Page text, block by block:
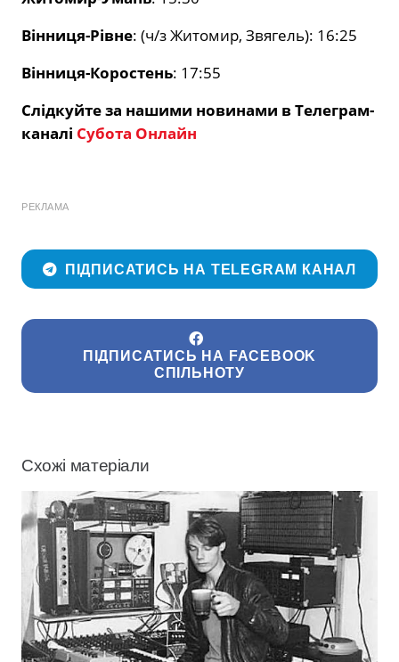
Вінниця-Рівне: (ч/з Житомир, Звягель): 16:25
Вінниця-Коростень: 17:55
Слідкуйте за нашими новинами в Телеграм-
каналі Субота Онлайн
РЕКЛАМА
ПІДПИСАТИСЬ НА TELEGRAM КАНАЛ
ПІДПИСАТИСЬ НА FACEBOOK
СПІЛЬНОТУ
Схожі матеріали